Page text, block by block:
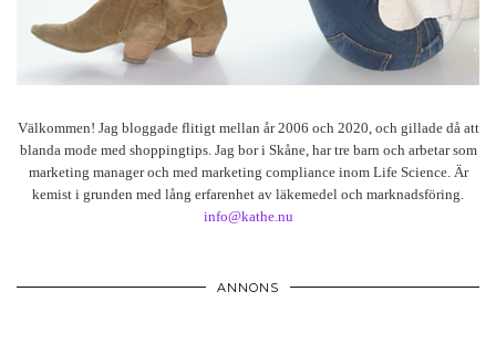
Välkommen! Jag bloggade flitigt mellan år 2006 och 2020, och gillade då att
blanda mode med shoppingtips. Jag bor i Skåne, har tre barn och arbetar som
marketing manager och med marketing compliance inom Life Science. Är
kemist i grunden med lång erfarenhet av läkemedel och marknadsföring.
info@kathe.nu
ANNONS